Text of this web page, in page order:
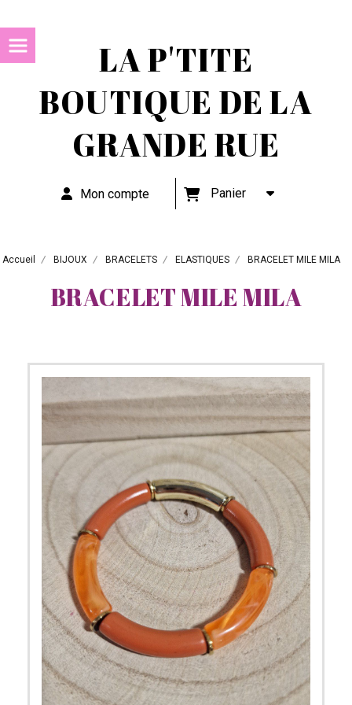
LA P'TITE
BOUTIQUE DE LA
GRANDE RUE
Mon compte Panier
Accueil BIJOUX BRACELETS ELASTIQUES BRACELET MILE MILA
BRACELET MILE MILA